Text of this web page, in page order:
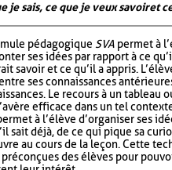
je sais, ce que je veux savoir et
pédagogique SVA permet à
ses idées par rapport à ce
savoir et ce qu’il a appris.
ses connaissances
Le recours à un tableau
efficace dans un tel
à l’élève d’organiser ses
sait déjà, de ce qui pique sa
au cours de la leçon. Cette
des élèves pour